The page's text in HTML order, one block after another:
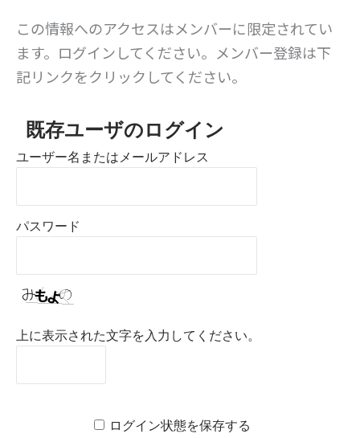
この情報へのアクセスはメンバーに限定されてい
ます。ログインしてください。メンバー登録は下
記リンクをクリックしてください。
既存ユーザのログイン
ユーザー名またはメールアドレス
パスワード
上に表示された文字を入力してください。
ログイン状態を保存する